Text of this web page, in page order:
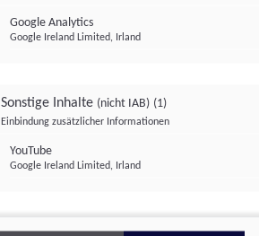
Google Analytics
Google Ireland Limited, Irland
Sonstige Inhalte (nicht IAB) (1)
Einbindung zusätzlicher Informationen
YouTube
Google Ireland Limited, Irland